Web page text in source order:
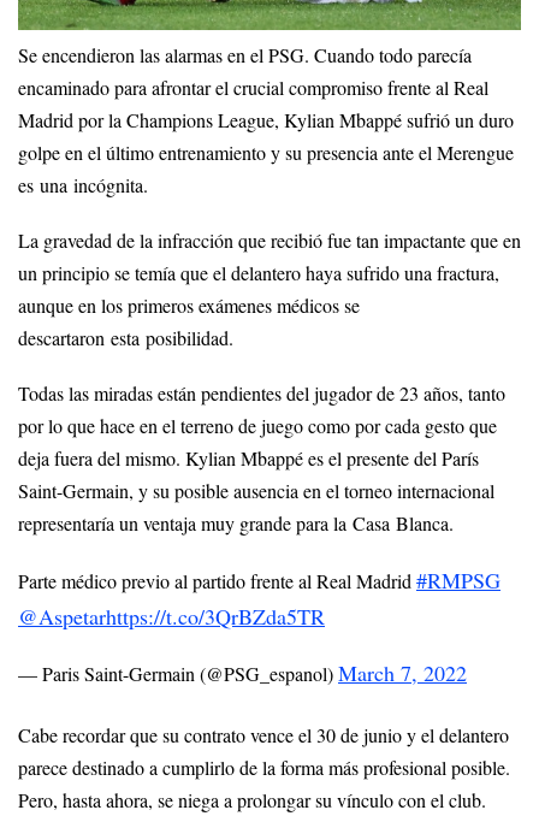
Se encendieron las alarmas en el PSG. Cuando todo parecía
encaminado para afrontar el crucial compromiso frente al Real
Madrid por la Champions League, Kylian Mbappé sufrió un duro
golpe en el último entrenamiento y su presencia ante el Merengue
es una incógnita.
La gravedad de la infracción que recibió fue tan impactante que en
un principio se temía que el delantero haya sufrido una fractura,
aunque en los primeros exámenes médicos se
descartaron esta posibilidad.
Todas las miradas están pendientes del jugador de 23 años, tanto
por lo que hace en el terreno de juego como por cada gesto que
deja fuera del mismo. Kylian Mbappé es el presente del París
Saint-Germain, y su posible ausencia en el torneo internacional
representaría un ventaja muy grande para la Casa Blanca.
Parte médico previo al partido frente al Real Madrid#RMPSG
@Aspetarhttps://t.co/3QrBZda5TR
— Paris Saint-Germain (@PSG_espanol)March 7, 2022
Cabe recordar que su contrato vence el 30 de junio y el delantero
parece destinado a cumplirlo de la forma más profesional posible.
Pero, hasta ahora, se niega a prolongar su vínculo con el club.